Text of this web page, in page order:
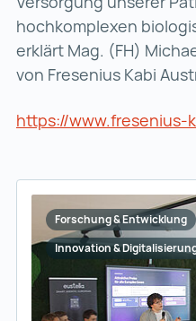
hochkomplexen
erklärt Mag. (FH)
von Fresenius Kabi
https://www.fresenius-
Forschung & Entwicklung
Innovation &